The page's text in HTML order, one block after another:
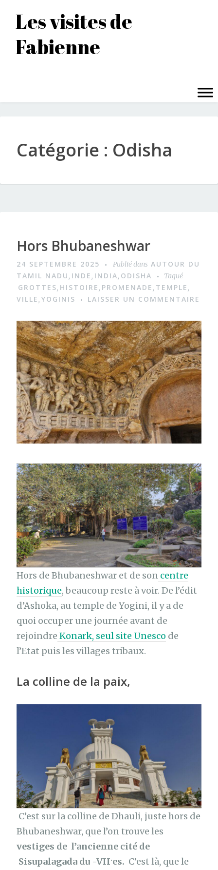
contenu
principal
Les visites de
Fabienne
Catégorie : Odisha
Hors Bhubaneshwar
24 SEPTEMBRE 2025 Publié dans AUTOUR DU
TAMIL NADU, INDE, INDIA, ODISHA Tagué
GROTTES, HISTOIRE, PROMENADE, TEMPLE,
VILLE,YOGINIS LAISSER UN COMMENTAIRE
Hors de Bhubaneshwar et de son centre
historique, beaucoup reste à voir. De l’édit
d’Ashoka, au temple de Yogini, il y a de
quoi occuper une journée avant de
rejoindre Konark, seul site Unesco de
l’Etat puis les villages tribaux.
La colline de la paix,
C’est sur la colline de Dhauli, juste hors de
Bhubaneshwar, que l’on trouve les
vestiges de l’ancienne cité de
Sisupalagada du -VII.es. C’est là, que le